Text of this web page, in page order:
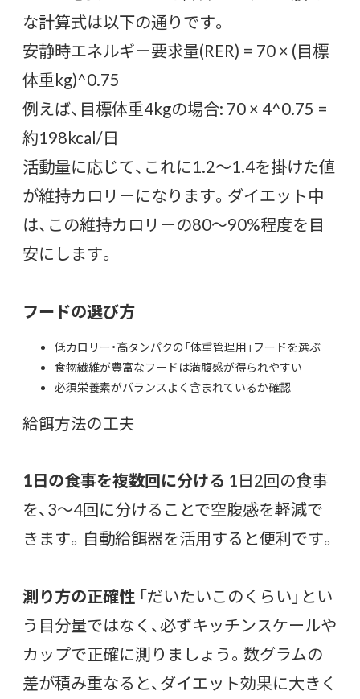
な計算式は以下の通りです。
安静時エネルギー要求量(RER) = 70 × (目標
体重kg)^0.75
例えば、目標体重4kgの場合: 70 × 4^0.75 =
約198kcal/日
活動量に応じて、これに1.2〜1.4を掛けた値
が維持カロリーになります。ダイエット中
は、この維持カロリーの80〜90%程度を目
安にします。
フードの選び方
低カロリー・高タンパクの「体重管理用」フードを選ぶ
食物繊維が豊富なフードは満腹感が得られやすい
必須栄養素がバランスよく含まれているか確認
給餌方法の工夫
1日の食事を複数回に分ける 1日2回の食事
を、3〜4回に分けることで空腹感を軽減で
きます。自動給餌器を活用すると便利です。
測り方の正確性 「だいたいこのくらい」とい
う目分量ではなく、必ずキッチンスケールや
カップで正確に測りましょう。数グラムの
差が積み重なると、ダイエット効果に大きく